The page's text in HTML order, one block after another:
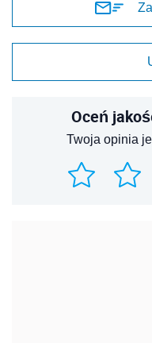
Oceń
Twoja opinia